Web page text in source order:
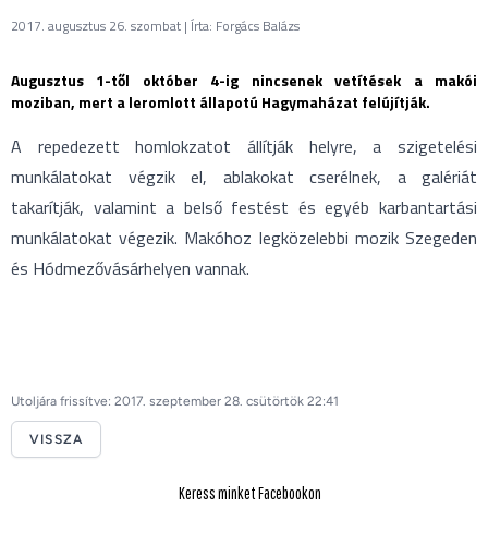
2017. augusztus 26. szombat | Írta: Forgács Balázs
Augusztus 1-től október 4-ig nincsenek vetítések a makói
moziban, mert a leromlott állapotú Hagymaházat felújítják.
A repedezett homlokzatot állítják helyre, a szigetelési
munkálatokat végzik el, ablakokat cserélnek, a galériát
takarítják, valamint a belső festést és egyéb karbantartási
munkálatokat végezik. Makóhoz legközelebbi mozik Szegeden
és Hódmezővásárhelyen vannak.
Utoljára frissítve: 2017. szeptember 28. csütörtök 22:41
VISSZA
Keress minket Facebookon